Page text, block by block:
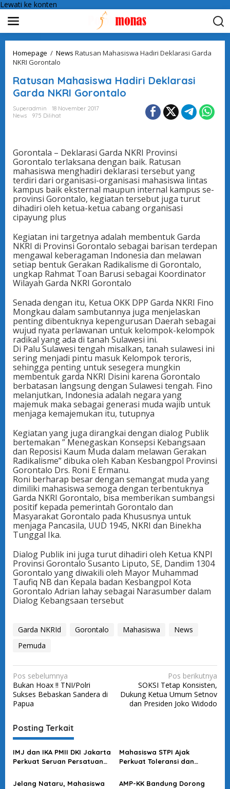
Lewati ke konten
Homepage / News Ratusan Mahasiswa Hadiri Deklarasi Garda
NKRI Gorontalo
Ratusan Mahasiswa Hadiri Deklarasi
Garda NKRI Gorontalo
Superadmin
18 November 2017
News
975 Dilihat
Gorontala – Deklarasi Garda NKRI Provinsi
Gorontalo terlaksana dengan baik. Ratusan
mahasiswa menghadiri deklarasi tersebut yang
terdiri dari organisasi-organisasi mahasiswa lintas
kampus baik eksternal maupun internal kampus se-
provinsi Gorontalo, kegiatan tersebut juga turut
dihadiri oleh ketua-ketua cabang organisasi
cipayung plus
Kegiatan ini targetnya adalah membentuk Garda
NKRI di Provinsi Gorontalo sebagai barisan terdepan
mengawal keberagaman Indonesia dan melawan
setiap bentuk Gerakan Radikalisme di Gorontalo,
ungkap Rahmat Toan Barusi sebagai Koordinator
Wilayah Garda NKRI Gorontalo
Senada dengan itu, Ketua OKK DPP Garda NKRI Fino
Mongkau dalam sambutannya juga menjelaskan
penting dibentuknya kepengurusan Daerah sebagai
wujud nyata perlawanan untuk kelompok-kelompok
radikal yang ada di tanah Sulawesi ini.
Di Palu Sulawesi tengah misalkan, tanah sulawesi ini
sering menjadi pintu masuk Kelompok teroris,
sehingga penting untuk sesegera mungkin
membentuk garda NKRI Disini karena Gorontalo
berbatasan langsung dengan Sulawesi tengah. Fino
melanjutkan, Indonesia adalah negara yang
majemuk maka sebagai generasi muda wajib untuk
menjaga kemajemukan itu, tutupnya
Kegiatan yang juga dirangkai dengan dialog Publik
bertemakan ” Menegaskan Konsepsi Kebangsaan
dan Reposisi Kaum Muda dalam melawan Gerakan
Radikalisme” dibuka oleh Kaban Kesbangpol Provinsi
Gorontalo Drs. Roni E Ermanu.
Roni berharap besar dengan semangat muda yang
dimiliki mahasiswa semoga dengan terbentuknya
Garda NKRI Gorontalo, bisa memberikan sumbangsi
positif kepada pemerintah Gorontalo dan
Masyarakat Gorontalo pada Khususnya untuk
menjaga Pancasila, UUD 1945, NKRI dan Binekha
Tunggal Ika.
Dialog Publik ini juga turut dihadiri oleh Ketua KNPI
Provinsi Gorontalo Susanto Liputo, SE, Dandim 1304
Gorontalo yang diwakili oleh Mayor Muhammad
Taufiq NB dan Kepala badan Kesbangpol Kota
Gorontalo Adrian lahay sebagai Narasumber dalam
Dialog Kebangsaan tersebut
Garda NKRId Gorontalo Mahasiswa
News
Pemuda
N
a
v
g
a
s
Pos sebelumnya
Bukan Hoax !! TNI/Polri
Sukses Bebaskan Sandera di
Papua
Pos berikutnya
SOKSI Tetap Konsisten,
Dukung Ketua Umum Setnov
dan Presiden Joko Widodo
Posting Terkait
IMJ dan IKA PMII DKI Jakarta
Perkuat Seruan Persatuan
Mahasiswa STPI Ajak
Perkuat Toleransi dan
Jakarta Aman
Jelang Nataru, Mahasiswa
AMP-KK Bandung Dorong